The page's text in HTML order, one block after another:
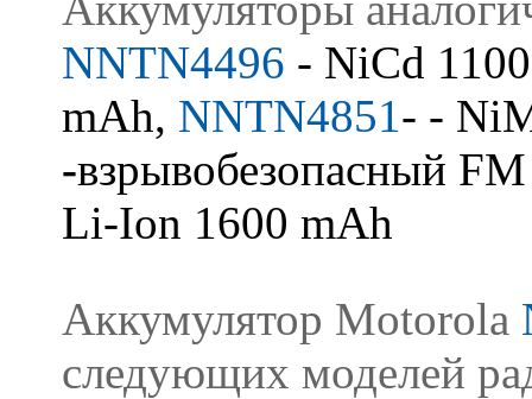
NNTN4496 - NiCd
mAh, NNTN4851- -
-взрывобезопасный
Li-Ion 1600 mAh
Аккумулятор Motorola
следующих моделей